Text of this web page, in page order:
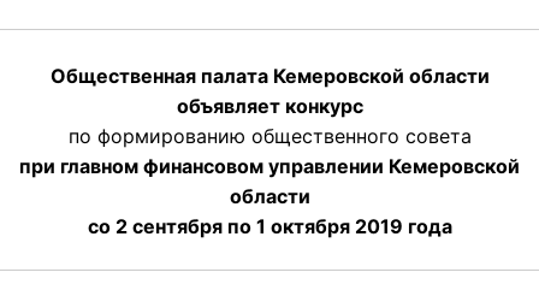
Общественная палата Кемеровской области
объявляет конкурс
по формированию общественного совета
при главном финансовом управлении Кемеровской
области
со 2 сентября по 1 октября 2019 года